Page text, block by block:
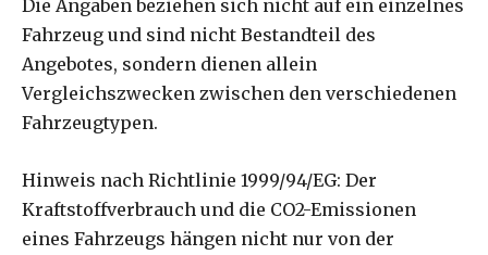
Die Angaben beziehen sich nicht auf ein einzelnes
Fahrzeug und sind nicht Bestandteil des
Angebotes, sondern dienen allein
Vergleichszwecken zwischen den verschiedenen
Fahrzeugtypen.
Hinweis nach Richtlinie 1999/94/EG: Der
Kraftstoffverbrauch und die CO2-Emissionen
eines Fahrzeugs hängen nicht nur von der